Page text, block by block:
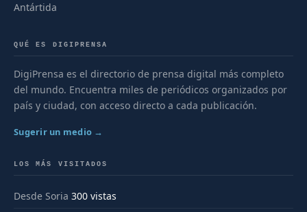
Antártida
QUÉ ES DIGIPRENSA
DigiPrensa es el directorio de prensa digital más completo
del mundo. Encuentra miles de periódicos organizados por
país y ciudad, con acceso directo a cada publicación.
Sugerir un medio →
LOS MÁS VISITADOS
Desde Soria 300 vistas